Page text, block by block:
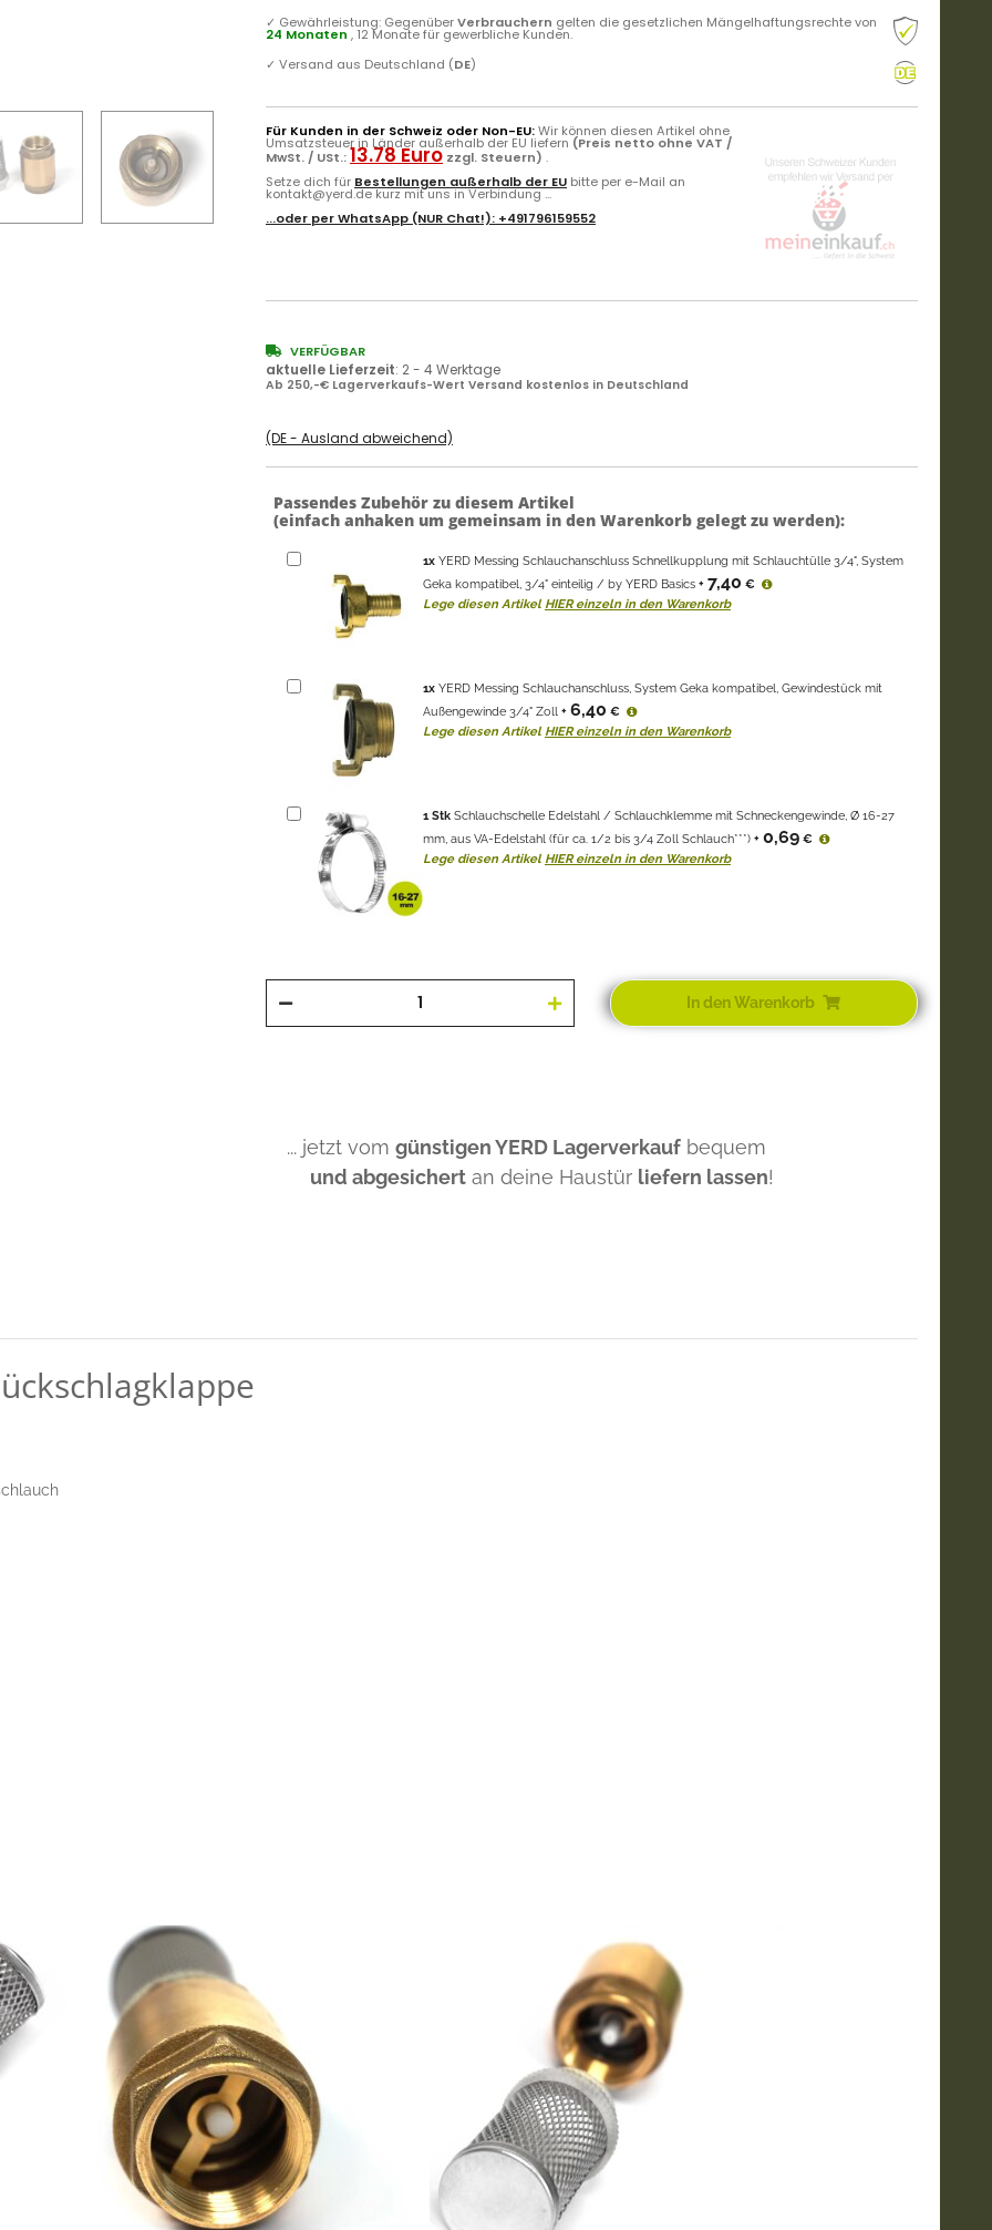
✓ Gewährleistung: GegenüberVerbrauchern gelten die gesetzlichen Mängelhaftungsrechte von
24 Monaten , 12 Monate für gewerbliche Kunden.
✓ Versand aus Deutschland (DE)
Für Kunden in der Schweiz oder Non-EU:Wir können diesen Artikel ohne
Umsatzsteuer in Länder außerhalb der EU liefern (Preis netto ohne VAT /
MwSt. / USt.:13.78 Euro zzgl. Steuern) .
Setze dich für Bestellungen außerhalb der EU bitte per e-Mail an
kontakt@yerd.de kurz mit uns in Verbindung ...
...oder perWhatsApp (NUR Chat!): +491796159552
VERFÜGBAR
aktuelle Lieferzeit: 2 - 4 Werktage
Ab 250,-€ Lagerverkaufs-Wert Versand kostenlos in Deutschland
(DE - Ausland abweichend)
Passendes Zubehör zu diesem Artikel
(einfach anhaken um gemeinsam in den Warenkorb gelegt zu werden):
1x YERD Messing Schlauchanschluss Schnellkupplung mit Schlauchtülle 3/4", System
Geka kompatibel, 3/4" einteilig / by YERD Basics + 7,40 €
Lege diesen Artikel HIER einzeln in den Warenkorb
1x YERD Messing Schlauchanschluss, System Geka kompatibel, Gewindestück mit
Außengewinde 3/4" Zoll + 6,40 €
Lege diesen Artikel HIER einzeln in den Warenkorb
1 Stk Schlauchschelle Edelstahl / Schlauchklemme mit Schneckengewinde, Ø 16-27
mm, aus VA-Edelstahl (für ca. 1/2 bis 3/4 Zoll Schlauch***) + 0,69 €
Lege diesen Artikel HIER einzeln in den Warenkorb
In den Warenkorb
... jetzt vom günstigen YERD Lagerverkauf bequem
und abgesichert an deine Haustür liefern lassen!